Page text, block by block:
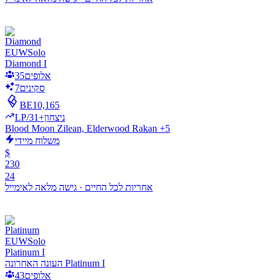
EUWSolo
Diamond I
אלופים35
סקינים7
BE10,165
LP/ניצחון+31
Blood Moon Zilean, Elderwood Rakan +5
משלוח מיידי
$
230
24
אחריות לכל החיים · גישה מלאה לאימייל
EUWSolo
Platinum I
העונה האחרונה Platinum I
אלופים43